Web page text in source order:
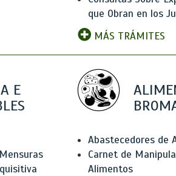
que Obran en los
MÁS TRÁMITES
E
Abastecedores de
Carnet de
Alimentos